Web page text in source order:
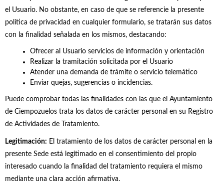
el Usuario. No obstante, en caso de que se referencie la presente
política de privacidad en cualquier formulario, se tratarán sus datos
con la finalidad señalada en los mismos, destacando:
Ofrecer al Usuario servicios de información y orientación
Realizar la tramitación solicitada por el Usuario
Atender una demanda de trámite o servicio telemático
Enviar quejas, sugerencias o incidencias.
Puede comprobar todas las finalidades con las que el Ayuntamiento
de Ciempozuelos trata los datos de carácter personal en su Registro
de Actividades de Tratamiento.
Legitimación: El tratamiento de los datos de carácter personal en la
presente Sede está legitimado en el consentimiento del propio
interesado cuando la finalidad del tratamiento requiera el mismo
mediante una clara acción afirmativa.